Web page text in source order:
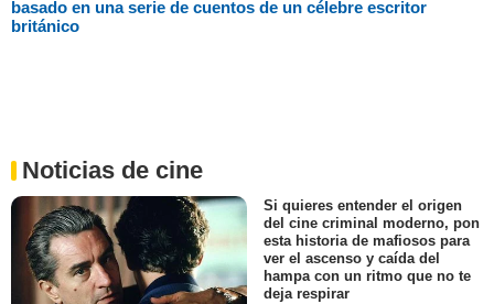
basado en una serie de cuentos de un célebre escritor
británico
Noticias de cine
Si quieres entender el origen
del cine criminal moderno, pon
esta historia de mafiosos para
ver el ascenso y caída del
hampa con un ritmo que no te
deja respirar